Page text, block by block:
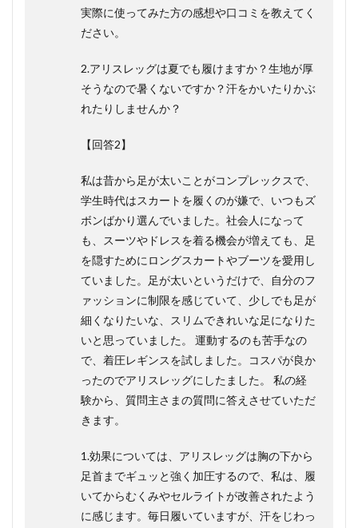
実際に使ってみた方の感想や口コミを教えてく
ださい。
2.アリスレッグは夏でも履けますか？生地が厚
そうなので暑くないですか？汗をかいたりかぶ
れたりしませんか？
【回答2】
私は昔から足が太いことがコンプレックスで、
学生時代はスカートを履くのが嫌で、いつもズ
ボンばかり選んでいました。社会人になって
も、スーツやドレスを着る機会が増えても、足
を隠すためにロングスカートやブーツを愛用し
ていました。足が太いというだけで、自分のフ
ァッションに制限を感じていて、少しでも足が
細くなりたいな、スリムできれいな足になりた
いと思っていました。 運動するのも苦手なの
で、着圧レギンスを試しました。コスパが良か
ったのでアリスレッグにしたました。 私の経
験から、質問主さまの質問に答えさせていただ
きます。
1.効果については、アリスレッグは胸の下から
足首までギュッと強く加圧するので、私は、履
いてからむくみやセルライトが改善されたよう
に感じます。毎日履いていますが、汗をじわっ